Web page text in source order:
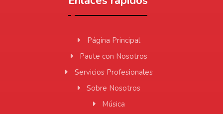
Página Principal
Paute con Nosotros
Servicios Profesionales
Sobre Nosotros
Música